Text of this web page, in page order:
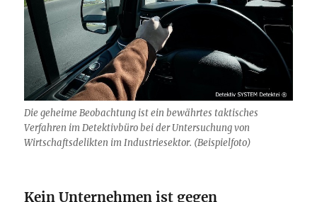
Die geheime Beobachtung ist ein bewährtes taktisches
Verfahren im Detektivbüro bei der Untersuchung von
Wirtschaftsdelikten im Industriesektor. (Beispielfoto)
Kein Unternehmen ist gegen